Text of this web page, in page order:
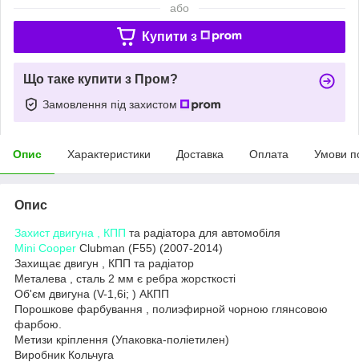
або
Купити з
Що таке купити з Пром?
Замовлення під захистом
Опис Характеристики Доставка Оплата Умови
Опис
Захист двигуна , КПП та радіатора для автомобіля
Mini Cooper Clubman (F55) (2007-2014)
Захищає двигун , КПП та радіатор
Металева , сталь 2 мм є ребра жорсткості
Об'єм двигуна (V-1,6i; ) АКПП
Порошкове фарбування , полиэфирной чорною глянсовою
фарбою.
Метизи кріплення (Упаковка-поліетилен)
Виробник Кольчуга